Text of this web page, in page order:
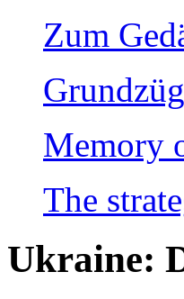
Zum
Memory
The
Ukraine: